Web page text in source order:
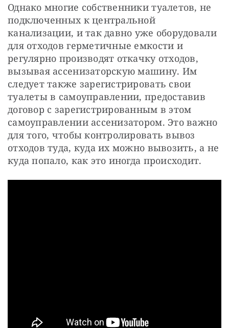
Однако многие собственники туалетов, не
подключенных к центральной
канализации, и так давно уже оборудовали
для отходов герметичные емкости и
регулярно производят откачку отходов,
вызывая ассенизаторскую машину. Им
следует также зарегистрировать свои
туалеты в самоуправлении, предоставив
договор с зарегистрированным в этом
самоуправлении ассенизатором. Это важно
для того, чтобы контролировать вывоз
отходов туда, куда их можно вывозить, а не
куда попало, как это иногда происходит.